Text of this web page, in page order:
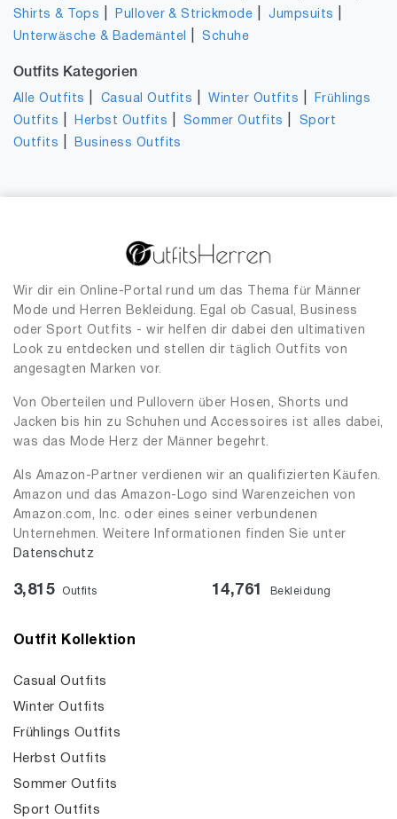
Shirts & Tops Pullover & Strickmode |Jumpsuits
Unterwäsche & Bademäntel |Schuhe
Outfits Kategorien
Alle Outfits Casual Outfits |Winter Outfits
Frühlings
Outfits
Herbst Outfits Sommer Outfits
Sport
Outfits
Business Outfits
Wir dir ein Online-Portal rund um das Thema für Männer
Mode und Herren Bekleidung. Egal ob Casual, Business
oder Sport Outfits - wir helfen dir dabei den ultimativen
Look zu entdecken und stellen dir täglich Outfits von
angesagten Marken vor.
Von Oberteilen und Pullovern über Hosen, Shorts und
Jacken bis hin zu Schuhen und Accessoires ist alles dabei,
was das Mode Herz der Männer begehrt.
Als Amazon-Partner verdienen wir an qualifizierten Käufen.
Amazon und das Amazon-Logo sind Warenzeichen von
Amazon.com, Inc. oder eines seiner verbundenen
Unternehmen. Weitere Informationen finden Sie unter
Datenschutz
3,815 Outfits 14,761 Bekleidung
Outfit Kollektion
Casual Outfits
Winter Outfits
Frühlings Outfits
Herbst Outfits
Sommer Outfits
Sport Outfits